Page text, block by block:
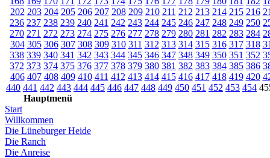
202 203 204 205 206 207 208 209 210 211 212 213 214 215 216
236 237 238 239 240 241 242 243 244 245 246 247 248 249 250
270 271 272 273 274 275 276 277 278 279 280 281 282 283 284
304 305 306 307 308 309 310 311 312 313 314 315 316 317 318
338 339 340 341 342 343 344 345 346 347 348 349 350 351 352
372 373 374 375 376 377 378 379 380 381 382 383 384 385 386
406 407 408 409 410 411 412 413 414 415 416 417 418 419 420
440 441 442 443 444 445 446 447 448 449 450 451 452 453 454
Hauptmenü
Start
Willkommen
Die Lüneburger Heide
Die Ranch
Die Anreise